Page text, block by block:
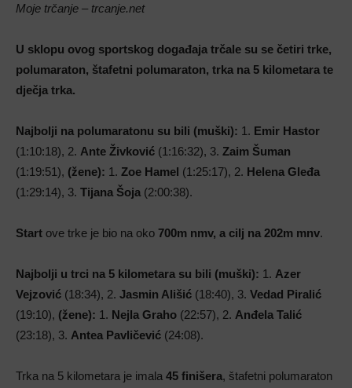
Moje trčanje – trcanje.net
U sklopu ovog sportskog događaja trčale su se četiri trke,
polumaraton, štafetni polumaraton, trka na 5 kilometara te
dječja trka.
Najbolji na polumaratonu su bili (muški): 1. Emir Hastor
(1:10:18), 2. Ante Živković (1:16:32), 3. Zaim Šuman
(1:19:51), (žene): 1. Zoe Hamel (1:25:17), 2. Helena Gleđa
(1:29:14), 3. Tijana Šoja (2:00:38).
Start ove trke je bio na oko 700m nmv, a cilj na 202m mnv.
Najbolji u trci na 5 kilometara su bili (muški): 1. Azer
Vejzović (18:34), 2. Jasmin Ališić (18:40), 3. Vedad Piralić
(19:10), (žene): 1. Nejla Graho (22:57), 2. Anđela Talić
(23:18), 3. Antea Pavličević (24:08).
Trka na 5 kilometara je imala 45 finišera, štafetni polumaraton